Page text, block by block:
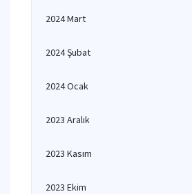
2024 Mart
2024 Şubat
2024 Ocak
2023 Aralık
2023 Kasım
2023 Ekim